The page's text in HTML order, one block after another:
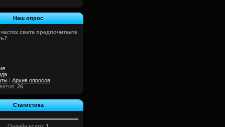
Наш опрос
света предпочитаете
| Архив опросов
26
Статистика